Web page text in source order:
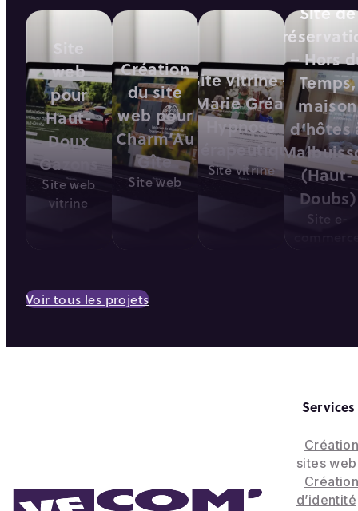
Site
web
pour
Haut-
Doux
Gazons
Site web
vitrine
Création
du site
web pour
Charm’Au
Gîte
Site web
Site vitrine –
Marie Gréa,
Hypnose
thérapeutique
Site vitrine
Site de
– Hors
Temps,
maison
d’hôtes
(Haut-
Doubs)
Site e-
Voir tous les projets
Services
sites web
d’identité